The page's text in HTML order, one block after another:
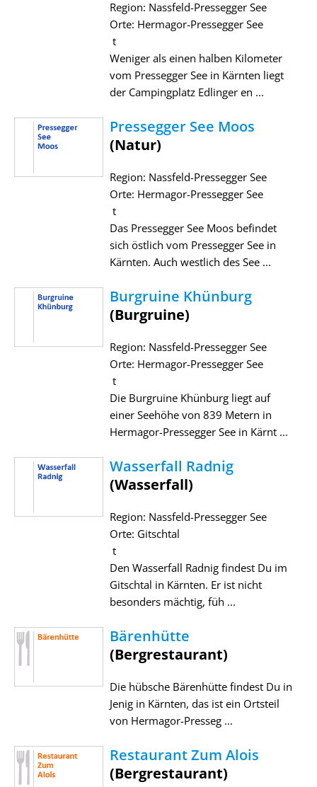
Region: Nassfeld-Pressegger See
Orte: Hermagor-Pressegger See
t
Weniger als einen halben Kilometer
vom Pressegger See in Kärnten liegt
der Campingplatz Edlinger en ...
Pressegger See Moos
(Natur)
Region: Nassfeld-Pressegger See
Orte: Hermagor-Pressegger See
t
Das Pressegger See Moos befindet
sich östlich vom Pressegger See in
Kärnten. Auch westlich des See ...
Burgruine Khünburg
(Burgruine)
Region: Nassfeld-Pressegger See
Orte: Hermagor-Pressegger See
t
Die Burgruine Khünburg liegt auf
einer Seehöhe von 839 Metern in
Hermagor-Pressegger See in Kärnt ...
Wasserfall Radnig
(Wasserfall)
Region: Nassfeld-Pressegger See
Orte: Gitschtal
t
Den Wasserfall Radnig findest Du im
Gitschtal in Kärnten. Er ist nicht
besonders mächtig, füh ...
Bärenhütte
(Bergrestaurant)
Die hübsche Bärenhütte findest Du in
Jenig in Kärnten, das ist ein Ortsteil
von Hermagor-Presseg ...
Restaurant Zum Alois
(Bergrestaurant)